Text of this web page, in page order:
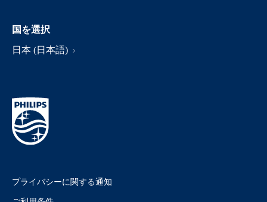
国を選択
日本 (日本語)
プライバシーに関する通知